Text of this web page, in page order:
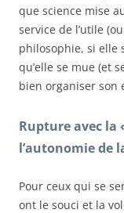
que science mise
service de l’utile
philosophie, si elle
qu’elle se mue (et
bien organiser son
Rupture avec la
l’autonomie de
Pour ceux qui se
ont le souci et la